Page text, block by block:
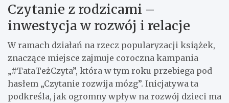
Czytanie z rodzicami –
inwestycja w rozwój i relacje
W ramach działań na rzecz popularyzacji książek,
znaczące miejsce zajmuje coroczna kampania
„#TataTeżCzyta”, która w tym roku przebiega pod
hasłem „Czytanie rozwija mózg”. Inicjatywa ta
podkreśla, jak ogromny wpływ na rozwój dzieci ma